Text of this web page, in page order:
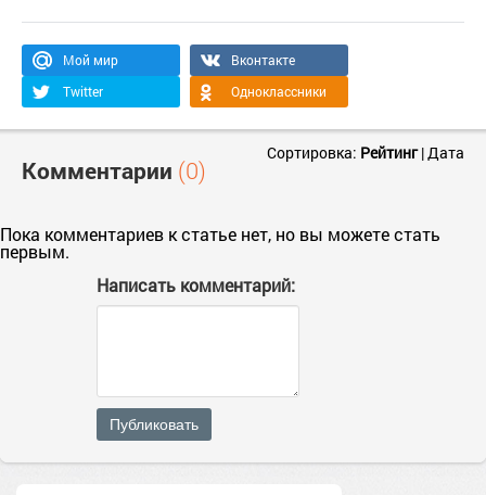
Мой мир
Вконтакте
Twitter
Одноклассники
Комментарии (0)
Сортировка: Рейтинг|Дата
Пока комментариев к статье нет, но вы можете стать
первым.
Написать комментарий:
Публиковать